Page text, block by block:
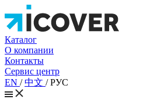
Каталог
О компании
Контакты
Сервис центр
EN /中文 /РУС